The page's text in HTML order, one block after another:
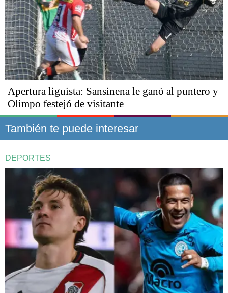
Apertura liguista: Sansinena le ganó al puntero y
Olimpo festejó de visitante
También te puede interesar
DEPORTES